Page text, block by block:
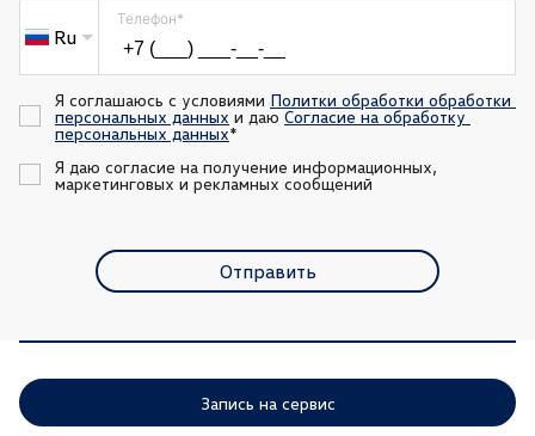
Ru
Телефон*
Я соглашаюсь с условиями Политки обработки обработки
персональных данных и даю Согласие на обработку
персональных данных*
Я даю согласие на получение информационных,
маркетинговых и рекламных сообщений
Отправить
Запись на сервис